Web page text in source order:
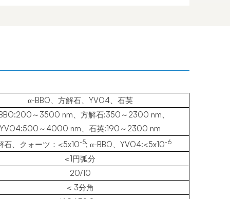
α-BBO、方解石、YVO4、石英
～3500 nm、方解石:350～2300 nm、
YVO4:500～4000 nm、石英:190～2300 nm
石、クォーツ：<5x10-5; α-BBO、YVO4:<5x10-6
<1円弧分
20/10
< 3分角